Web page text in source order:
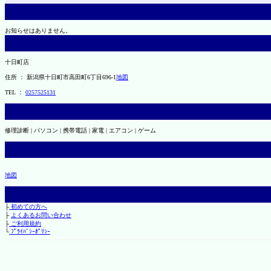
お知らせはありません。
十日町店
住所 ： 新潟県十日町市高田町6丁目696-1地図
TEL ： 0257525131
修理診断 | パソコン | 携帯電話 | 家電 | エアコン | ゲーム
地図
├初めての方へ
├ よくあるお問い合わせ
├ご利用規約
└ﾌﾟﾗｲﾊﾞｼｰﾎﾟﾘｼｰ